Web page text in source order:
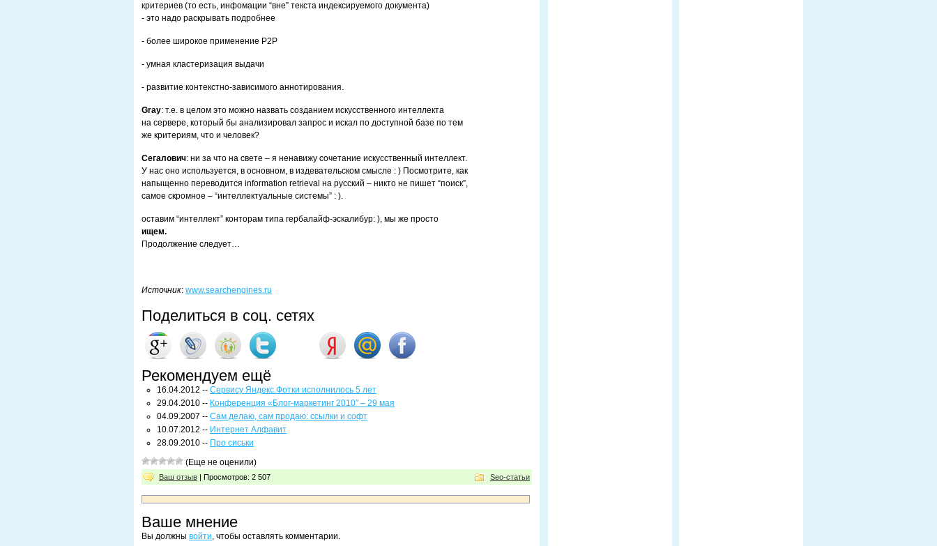
критериев (то есть, инфомации “вне” текста индексируемого документа)
- это надо раскрывать подробнее
- более широкое применение P2P
- умная кластеризация выдачи
- развитие контекстно-зависимого аннотирования.
Gray: т.е. в целом это можно назвать созданием искусственного интеллекта
на сервере, который бы анализировал запрос и искал по доступной базе по тем
же критериям, что и человек?
Сегалович: ни за что на свете – я ненавижу сочетание искусственный интеллект.
У нас оно используется, в основном, в издевательском смысле : ) Посмотрите, как
напыщенно переводится information retrieval на русский – никто не пишет “поиск”,
самое скромное – “интеллектуальные системы” : ).
оставим “интеллект” конторам типа гербалайф-эскалибур: ), мы же просто
ищем.
Продолжение следует…
Источник: www.searchengines.ru
Поделиться в соц. сетях
Рекомендуем ещё
16.04.2012 -- Сервису Яндекс.Фотки исполнилось 5 лет
29.04.2010 -- Конференция «Блог-маркетинг 2010″ – 29 мая
04.09.2007 -- Сам делаю, сам продаю: ссылки и софт
10.07.2012 -- Интернет Алфавит
28.09.2010 -- Про сиськи
(Еще не оценили)
Ваш отзыв | Просмотров: 2 507 Seo-статьи
Ваше мнение
Вы должны войти, чтобы оставлять комментарии.